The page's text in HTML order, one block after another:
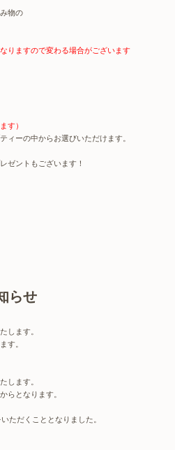
物の
りますので変わる場合がございます
す）
ーの中からお選びいただけます。
ゼントもございます！
らせ
します。
す。
します。
らとなります。
ただくこととなりました。